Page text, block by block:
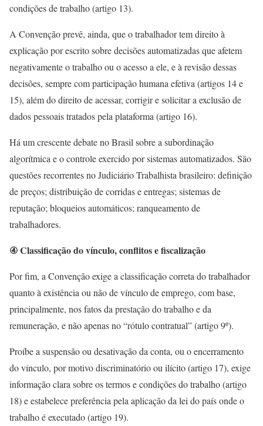
condições de trabalho (artigo 13).
A Convenção prevê, ainda, que o trabalhador tem direito à
explicação por escrito sobre decisões automatizadas que afetem
negativamente o trabalho ou o acesso a ele, e à revisão dessas
decisões, sempre com participação humana efetiva (artigos 14 e
15), além do direito de acessar, corrigir e solicitar a exclusão de
dados pessoais tratados pela plataforma (artigo 16).
Há um crescente debate no Brasil sobre a subordinação
algorítmica e o controle exercido por sistemas automatizados. São
questões recorrentes no Judiciário Trabalhista brasileiro: definição
de preços; distribuição de corridas e entregas; sistemas de
reputação; bloqueios automáticos; ranqueamento de
trabalhadores.
④ Classificação do vínculo, conflitos e fiscalização
Por fim, a Convenção exige a classificação correta do trabalhador
quanto à existência ou não de vínculo de emprego, com base,
principalmente, nos fatos da prestação do trabalho e da
remuneração, e não apenas no “rótulo contratual” (artigo 9º).
Proíbe a suspensão ou desativação da conta, ou o encerramento
do vínculo, por motivo discriminatório ou ilícito (artigo 17), exige
informação clara sobre os termos e condições do trabalho (artigo
18) e estabelece preferência pela aplicação da lei do país onde o
trabalho é executado (artigo 19).